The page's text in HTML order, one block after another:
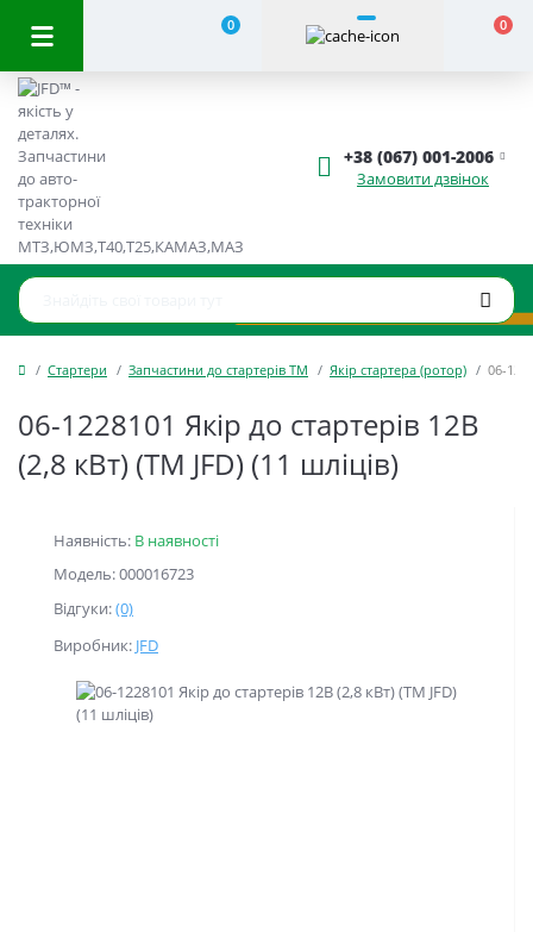
0 0
+38 (067) 001-2006
Замовити дзвінок
Стартери Запчастини до стартерів ТМ Якір стартера (ротор) 06-
06-1228101 Якір до стартерів 12В
(2,8 кВт) (TM JFD) (11 шліців)
Наявність: В наявності
Модель: 000016723
Відгуки:(0)
Виробник: JFD